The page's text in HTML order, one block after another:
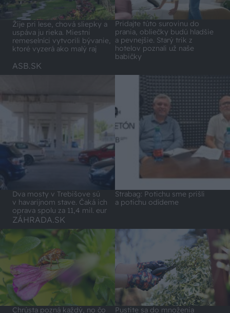
Žije pri lese, chová sliepky a
uspáva ju rieka. Miestni
remeselníci vytvorili bývanie,
ktoré vyzerá ako malý raj
Pridajte túto surovinu do
prania, obliečky budú hladšie
a pevnejšie. Starý trik z
hotelov poznali už naše
babičky
ASB.SK
Dva mosty v Trebišove sú
v havarijnom stave. Čaká ich
oprava spolu za 11,4 mil. eur
Strabag: Potichu sme prišli
a potichu odídeme
ZÁHRADA.SK
Chrústa pozná každý, no čo
Pustite sa do množenia